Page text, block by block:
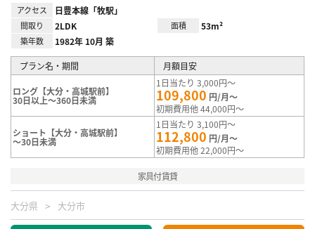
アクセス 日豊本線「牧駅」
間取り 2LDK 面積 53m²
築年数 1982年 10月 築
プラン名・期間 月額目安
ロング【大分・高城駅前】
30日以上～360日未満
1日当たり 3,000円～
109,800 円/月～
初期費用他 44,000円～
ショート【大分・高城駅前】
～30日未満
1日当たり 3,100円～
112,800 円/月～
初期費用他 22,000円～
家具付賃貸
大分県 大分市